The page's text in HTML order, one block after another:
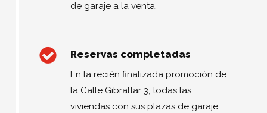
de garaje a la venta.
Reservas completadas
En la recién finalizada promoción de
la Calle Gibraltar 3, todas las
viviendas con sus plazas de garaje